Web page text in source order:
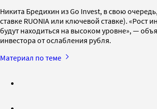
Никита Бредихин из Go Invest, в свою
ставке RUONIA или ключевой ставке).
будут находиться на высоком уровне», —
инвестора от ослабления рубля.
Материал по теме